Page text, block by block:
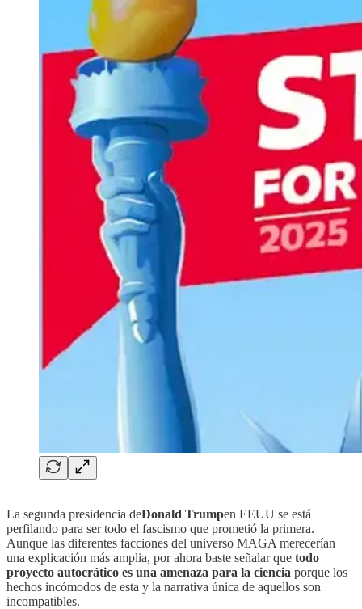
La segunda presidencia deDonald Trumpen EEUU se está
perfilando para ser todo el fascismo que prometió la primera.
Aunque las diferentes facciones del universo MAGA merecerían
una explicación más amplia, por ahora baste señalar que todo
proyecto autocrático es una amenaza para la ciencia porque los
hechos incómodos de esta y la narrativa única de aquellos son
incompatibles.